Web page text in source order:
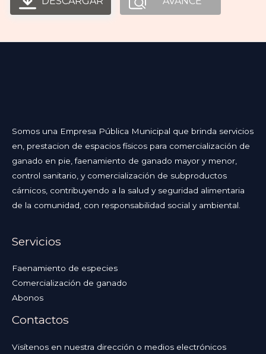
Somos una Empresa Pública Municipal que brinda servicios
en, prestacion de espacios físicos para comercialización de
ganado en pie, faenamiento de ganado mayor y menor,
control sanitario, y comercialización de subproductos
cárnicos, contribuyendo a la salud y seguridad alimentaria
de la comunidad, con responsabilidad social y ambiental.
Servicios
Faenamiento de especies
Comercialización de ganado
Abonos
Contactos
Visítenos en nuestra dirección o medios electrónicos